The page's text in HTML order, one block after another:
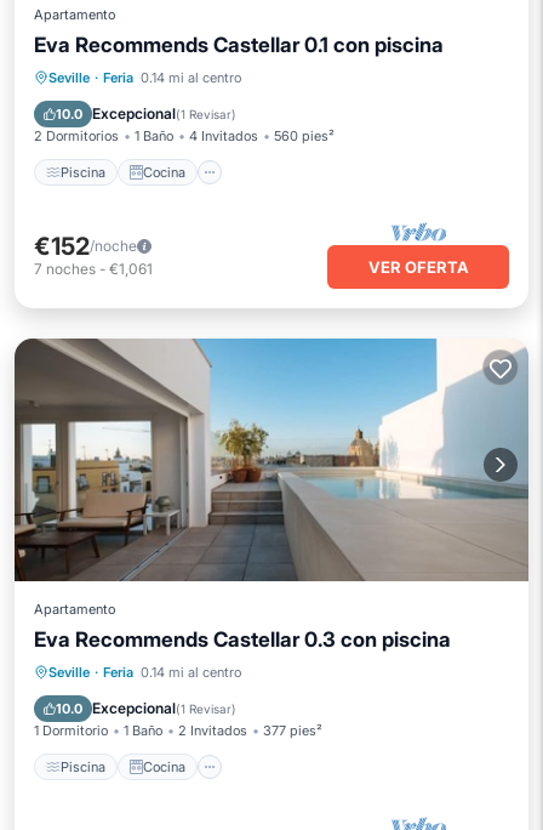
Apartamento
Eva Recommends Castellar 0.1 con piscina
Seville · Feria 0.14 mi al centro
10.0 Excepcional(1 Revisar)
2 Dormitorios 1 Baño 4 Invitados 560 pies²
Piscina Cocina
Piscina Cocina
Internet
€152/noche
7 noches - €1,061 VER OFERTA
Apartamento
Eva Recommends Castellar 0.3 con piscina
Seville · Feria 0.14 mi al centro
10.0 Excepcional(1 Revisar)
1 Dormitorio 1 Baño 2 Invitados 377 pies²
Piscina Cocina
Piscina Cocina
Internet